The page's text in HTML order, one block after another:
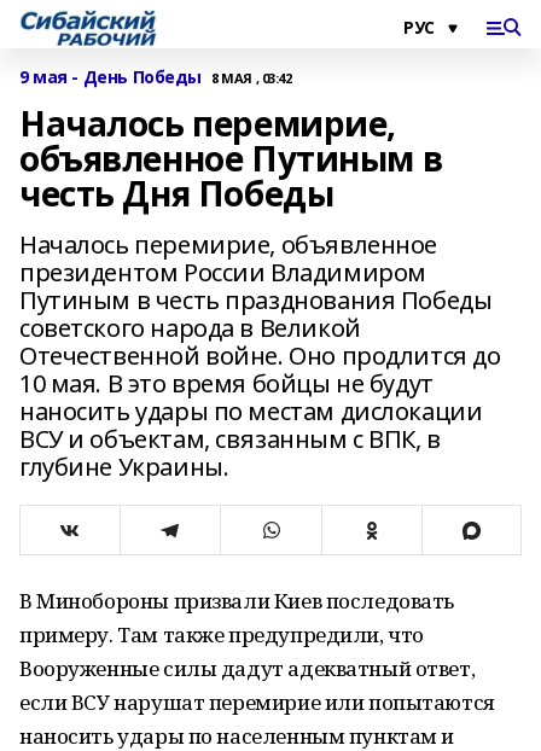
9 мая - День Победы 8 МАЯ , 03:42
Началось перемирие,
объявленное Путиным в
честь Дня Победы
Началось перемирие, объявленное
президентом России Владимиром
Путиным в честь празднования Победы
советского народа в Великой
Отечественной войне. Оно продлится до
10 мая. В это время бойцы не будут
наносить удары по местам дислокации
ВСУ и объектам, связанным с ВПК, в
глубине Украины.
В Минобороны призвали Киев последовать
примеру. Там также предупредили, что
Вооруженные силы дадут адекватный ответ,
если ВСУ нарушат перемирие или попытаются
наносить удары по населенным пунктам и